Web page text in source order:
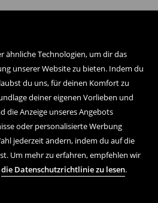
ähnliche Technologien, um dir das
unserer Website zu bieten. Indem du
du uns, für deinen Komfort zu
deiner eigenen Vorlieben und
die Anzeige unseres Angebots
oder personalisierte Werbung
jederzeit ändern, indem du auf die
Um mehr zu erfahren, empfehlen wir
die Datenschutzrichtlinie zu lesen.